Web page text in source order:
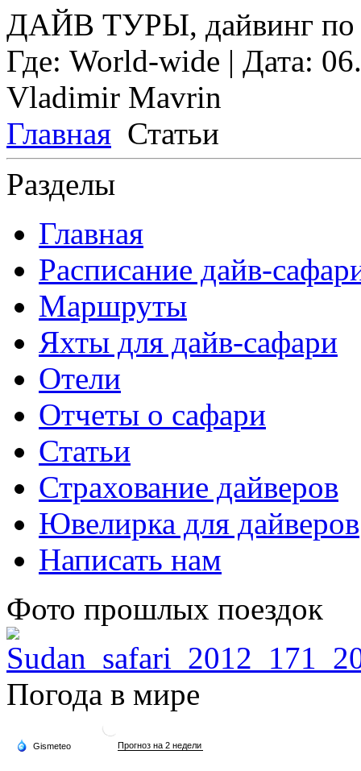
ДАЙВ ТУРЫ, дайвинг по
Где: World-wide | Дата:
Vladimir Mavrin
Главная Статьи
Разделы
Главная
Расписание дайв-
Маршруты
Яхты для дайв-сафари
Отели
Отчеты о сафари
Статьи
Страхование дайверов
Ювелирка для дайверов
Написать нам
Фото прошлых поездок
Погода в мире